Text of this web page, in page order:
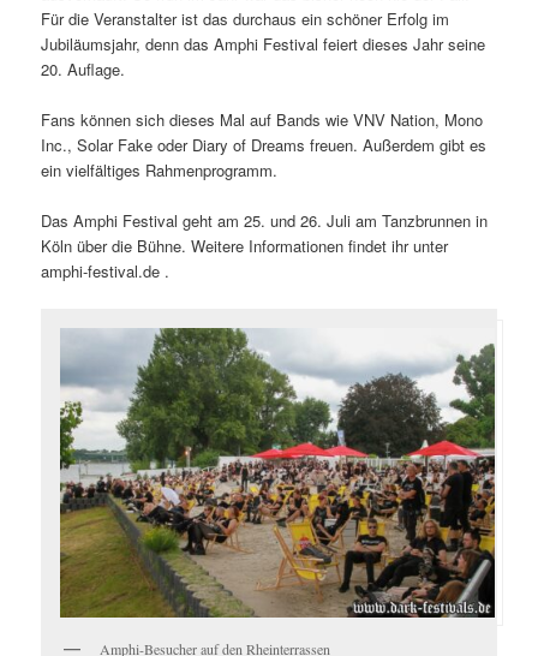
Für die Veranstalter ist das durchaus ein schöner Erfolg im
Jubiläumsjahr, denn das Amphi Festival feiert dieses Jahr seine
20. Auflage.
Fans können sich dieses Mal auf Bands wie VNV Nation, Mono
Inc., Solar Fake oder Diary of Dreams freuen. Außerdem gibt es
ein vielfältiges Rahmenprogramm.
Das Amphi Festival geht am 25. und 26. Juli am Tanzbrunnen in
Köln über die Bühne. Weitere Informationen findet ihr unter
amphi-festival.de .
Amphi-Besucher auf den Rheinterrassen